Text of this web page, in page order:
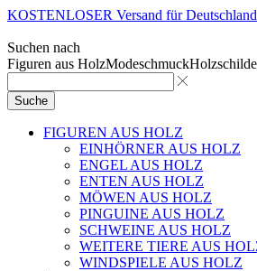
KOSTENLOSER Versand für Deutschland
Suchen nach
Figuren aus HolzModeschmuck
Suche
FIGUREN AUS HOLZ
EINHÖRNER AUS HOLZ
ENGEL AUS HOLZ
ENTEN AUS HOLZ
MÖWEN AUS HOLZ
PINGUINE AUS HOLZ
SCHWEINE AUS HOLZ
WEITERE TIERE AUS
WINDSPIELE AUS HOLZ